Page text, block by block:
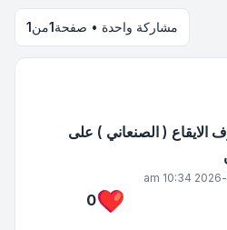
مشاركة واحدة • صفحة1من1
الايقاع ( الصنعاني ) على
0